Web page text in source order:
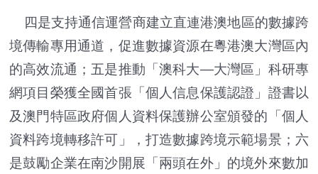
四是支持通信運營商建立直連港澳地區的數據跨
境傳輸專用通道，促進數據資源在粵港澳大灣區內
的高效流通；五是推動「澳科大—大灣區」科研專
網項目榮獲全國首張「個人信息保護認證」證書以
及澳門特區政府個人資料保護辦公室頒發的「個人
資料跨境轉移許可」，打造數據跨境示範場景；六
是鼓勵企業在南沙開展「兩頭在外」的境外來數加